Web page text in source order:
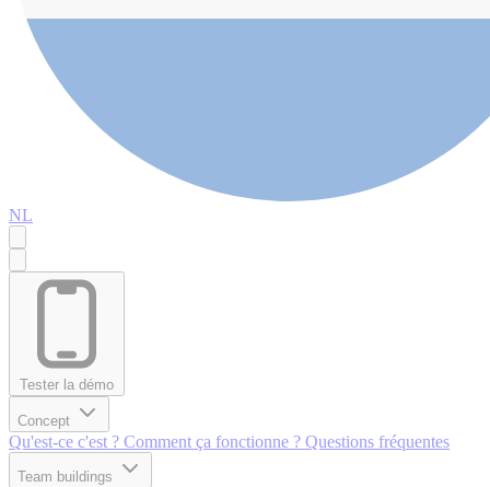
NL
Tester la démo
Concept
Qu'est-ce c'est ? Comment ça fonctionne ? Questions fréquentes
Team buildings